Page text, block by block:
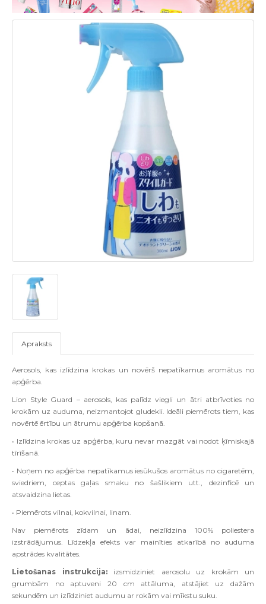
Apraksts
Aerosols, kas izlīdzina krokas un novērš nepatīkamus aromātus no
apģērba.
Lion Style Guard – aerosols, kas palīdz viegli un ātri atbrīvoties no
krokām uz auduma, neizmantojot gludekli. Ideāli piemērots tiem, kas
novērtē ērtību un ātrumu apģērba kopšanā.
• Izlīdzina krokas uz apģērba, kuru nevar mazgāt vai nodot ķīmiskajā
tīrīšanā.
• Noņem no apģērba nepatīkamus iesūkušos aromātus no cigaretēm,
sviedriem, ceptas gaļas smaku no šašlikiem utt., dezinficē un
atsvaidzina lietas.
• Piemērots vilnai, kokvilnai, linam.
Nav piemērots zīdam un ādai, neizlīdzina 100% poliestera
izstrādājumus. Līdzekļa efekts var mainīties atkarībā no auduma
apstrādes kvalitātes.
Lietošanas instrukcija:izsmidziniet aerosolu uz krokām un
grumbām no aptuveni 20 cm attāluma, atstājiet uz dažām
sekundēm un izlīdziniet audumu ar rokām vai mīkstu suku.